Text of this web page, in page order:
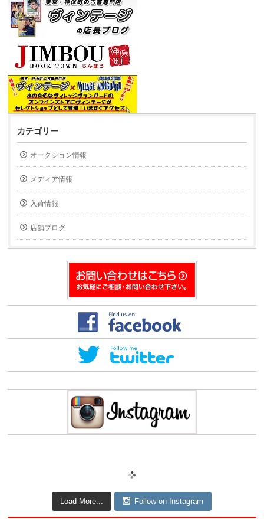
カテゴリー
オークション情報
メディア情報
入荷情報
店舗ブログ
Load More... Follow on Instagram